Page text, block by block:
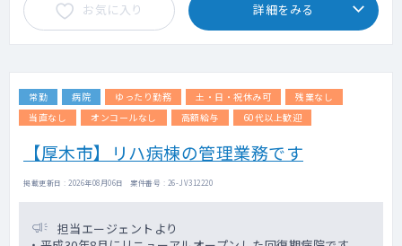
・看取りは翌朝対応となりますので、お休み
時や夜間などは関連病院の医師で対応できる
範囲は対応しております。
お気に入り 詳細をみる
常勤 病院 ゆったり勤務 土・日・祝休み可
残業なし
当直なし
オンコールなし 高額給与 60代以上歓迎
【厚木市】リハ病棟の管理業務です
掲載更新日 : 2026年08月06日 案件番号 : 26-JV312220
担当エージェントより